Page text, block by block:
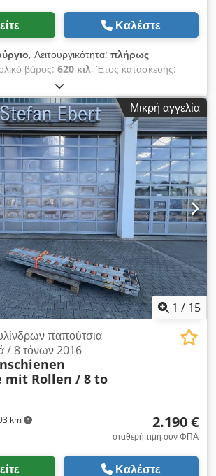
Καλέστε
, Λειτουργικότητα: πλήρως
βάρος: 620 κιλ, Έτος κατασκευής:
ψαλίδα για εκσκαφείς, κατάλληλη για
και άνω, με περιστροφή 360
Hopfx Ahbsrf Κατασκευασμένη από ατσάλι
δείτε στις φωτογραφίες.
Μικρή αγγελία
1 / 15
km
παπούτσια
/ 8 τόνων 2016
mit Rollen / 8 to
2.190 €
σταθερή τιμή συν ΦΠΑ
Καλέστε